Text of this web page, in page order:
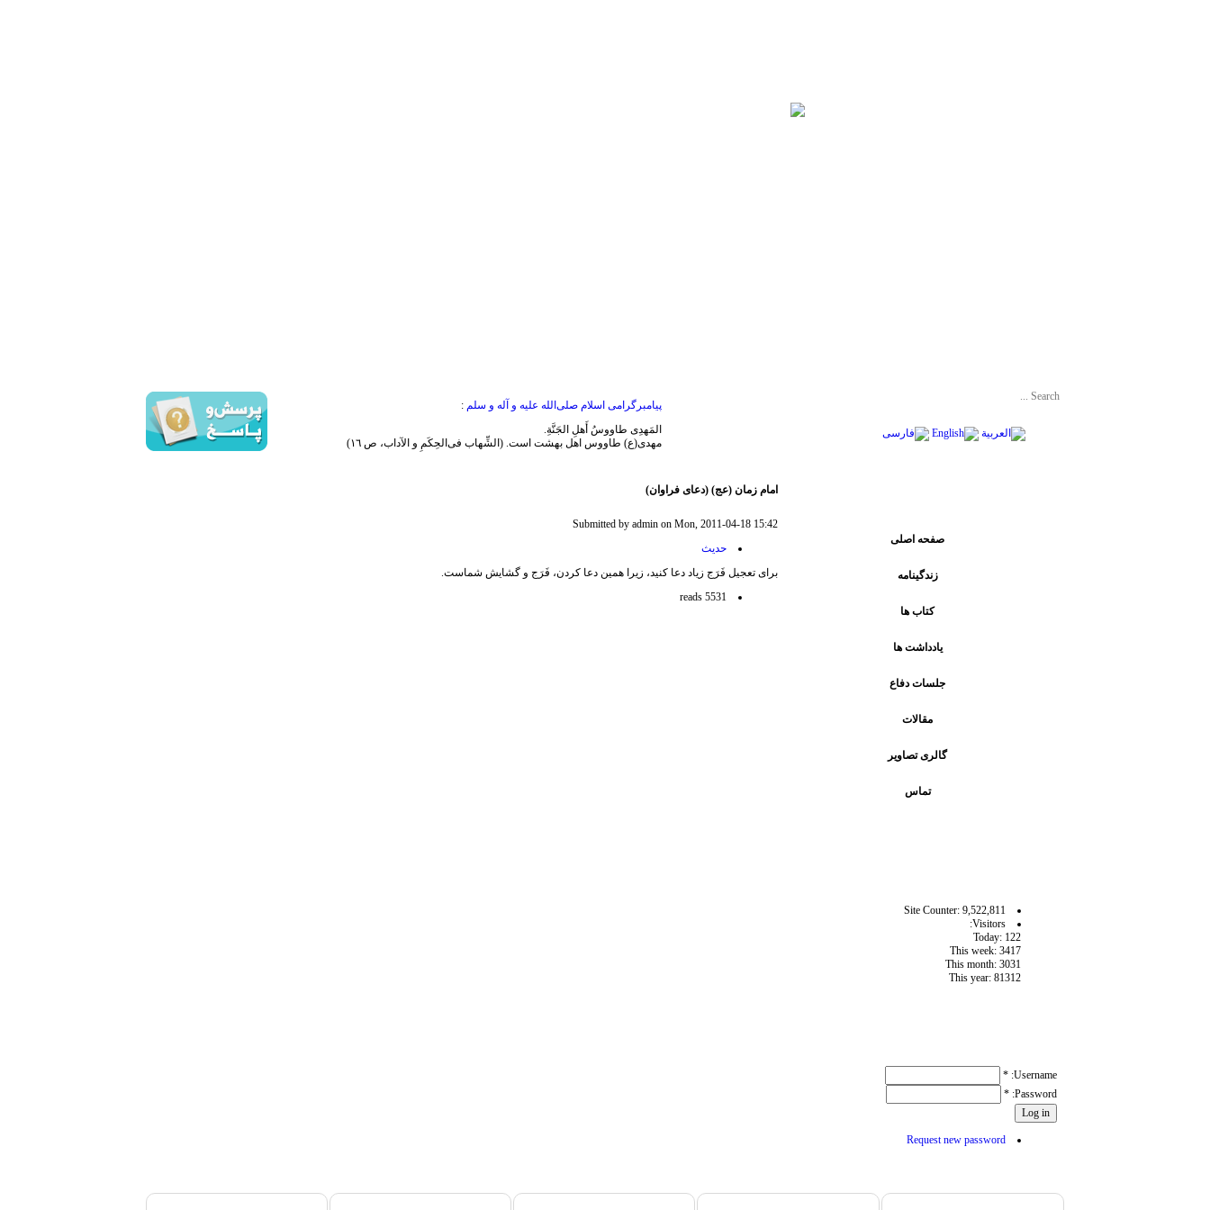
پیامبرگرامی اسلام صلی‌الله علیه و آله و سلم :
المَهدِی طاووسُ أَهلِ الجَنَّةِ.
مهدی(ع) طاووس اهل بهشت است. (الشِّهاب‌ فی‌الحِکَمِ و الآداب، ص ١٦)
صفحه اصلی
زندگینامه
کتاب ها
يادداشت ها
جلسات دفاع
مقالات
گالری تصاویر
تماس
Site Counter: 9,522,811
Visitors:
Today: 122
This week: 3417
This month: 3031
This year: 81312
Username:
*
Password:
*
Request new password
امام زمان (عج) (دعای فراوان)
Submitted by admin on Mon, 2011-04-18 15:42
حدیث
برای تعجیل فَرَج زیاد دعا کنید، زیرا همین دعا کردن، فَرَج و گشایش شماست.
5531 reads